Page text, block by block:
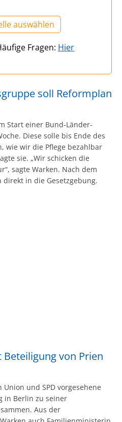
auswählen
Fragen: Hier
soll Reformplan
Start einer Bund-Länder-
Diese solle bis Ende des
wie wir die Pflege bezahlbar
sie. „Wir schicken die
sagte Warken. Nach dem
direkt in die Gesetzgebung.
von Prien
und SPD vorgesehene
in Berlin zu seiner
Aus der